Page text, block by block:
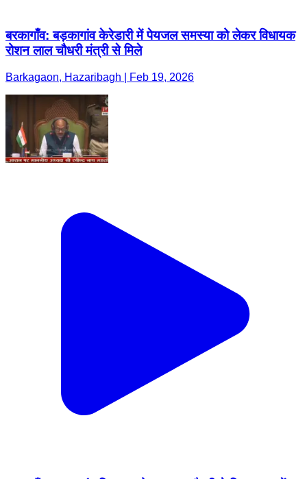
बरकागाँव: बड़कागांव केरेडारी में पेयजल समस्या को लेकर विधायक
रोशन लाल चौधरी मंत्री से मिले
Barkagaon, Hazaribagh | Feb 19, 2026